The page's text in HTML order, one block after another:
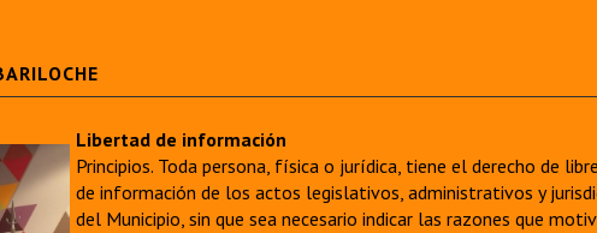
Libertad de información
Principios. Toda persona, física o jurídica, tiene el derecho de
de información de los actos legislativos, administrativos y
del Municipio, sin que sea necesario indicar las razones que